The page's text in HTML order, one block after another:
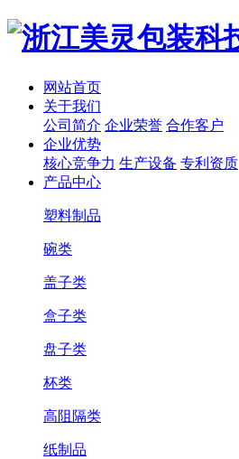
网站首页
关于我们
公司简介 企业荣誉 合作客户
企业优势
核心竞争力 生产设备 专利资质
产品中心
塑料制品
碗类
盖子类
盒子类
盘子类
杯类
高阻隔类
纸制品